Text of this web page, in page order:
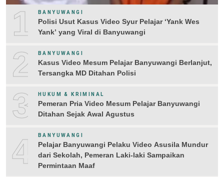
1 BANYUWANGI
Polisi Usut Kasus Video Syur Pelajar ‘Yank Wes
Yank’ yang Viral di Banyuwangi
2 BANYUWANGI
Kasus Video Mesum Pelajar Banyuwangi Berlanjut,
Tersangka MD Ditahan Polisi
3 HUKUM & KRIMINAL
Pemeran Pria Video Mesum Pelajar Banyuwangi
Ditahan Sejak Awal Agustus
4 BANYUWANGI
Pelajar Banyuwangi Pelaku Video Asusila Mundur
dari Sekolah, Pemeran Laki-laki Sampaikan
Permintaan Maaf